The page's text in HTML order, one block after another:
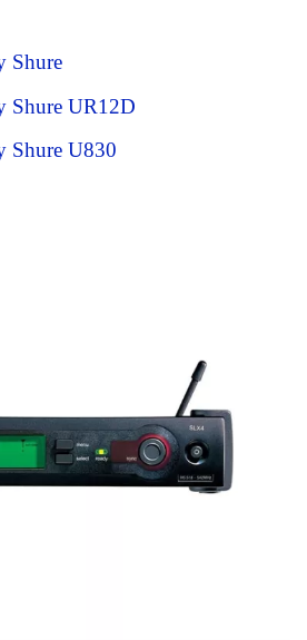
Shure
Shure UR12D
Shure U830